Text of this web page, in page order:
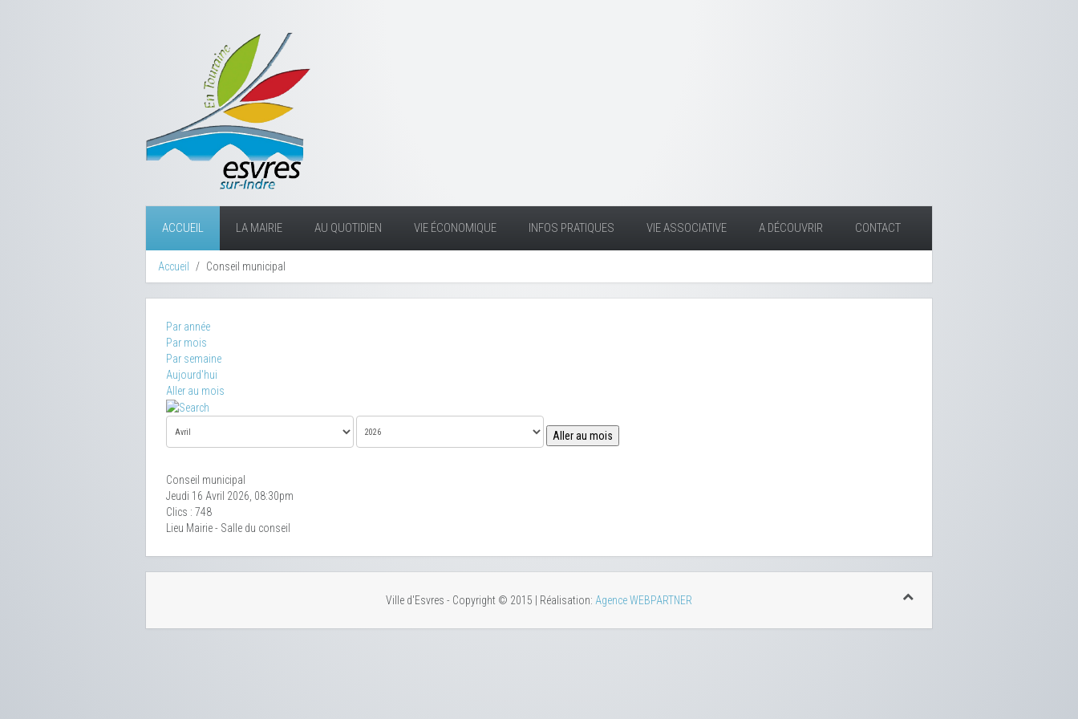
ACCUEIL LA MAIRIE AU QUOTIDIEN VIE ÉCONOMIQUE INFOS PRATIQUES VIE ASSOCIATIVE A DÉCOUVRIR CONTACT
Accueil Conseil municipal
Par année
Par mois
Par semaine
Aujourd'hui
Aller au mois
Aller au mois
Conseil municipal
Jeudi 16 Avril 2026, 08:30pm
Clics : 748
Lieu Mairie - Salle du conseil
Ville d'Esvres - Copyright © 2015 | Réalisation: Agence WEBPARTNER